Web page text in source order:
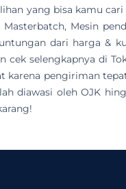
yang bisa kamu cari
Masterbatch, Mesin
dari harga &
cek selengkapnya di
karena pengiriman
diawasi oleh OJK